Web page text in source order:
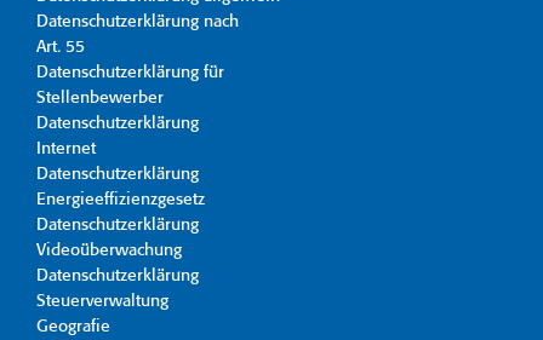
Datenschutzerklärung nach
Art. 55
Datenschutzerklärung für
Stellenbewerber
Datenschutzerklärung
Internet
Datenschutzerklärung
Energieeffizienzgesetz
Datenschutzerklärung
Videoüberwachung
Datenschutzerklärung
Steuerverwaltung
Geografie